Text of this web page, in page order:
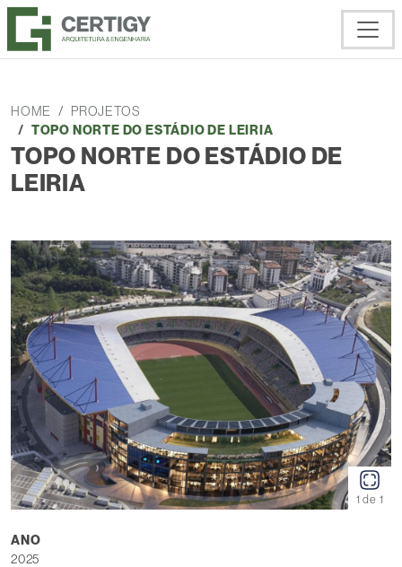
HOME PROJETOS
TOPO NORTE DO ESTÁDIO DE LEIRIA
TOPO NORTE DO ESTÁDIO DE
LEIRIA
1 de 1
ANO
2025